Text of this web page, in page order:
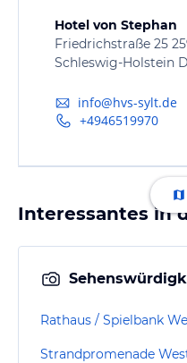
Hotel von Stephan
Friedrichstraße 25
Schleswig-Holstein
info@hvs-sylt.de
+4946519970
Interessantes in
Rathaus / Spielbank